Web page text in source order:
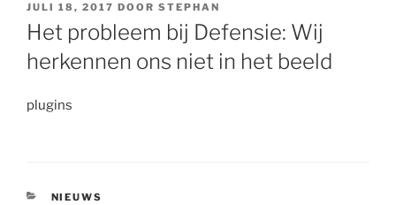
GEPLAATST
OP
JULI 18, 2017 DOOR STEPHAN
Het probleem bij Defensie: Wij
herkennen ons niet in het beeld
plugins
CATEGORIEËN
NIEUWS